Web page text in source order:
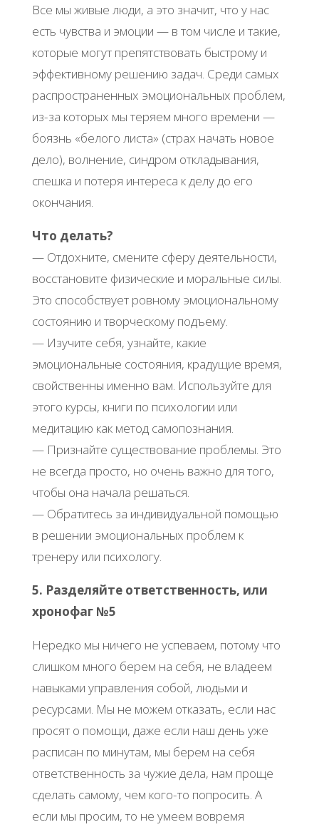
Все мы живые люди, а это значит, что у нас
есть чувства и эмоции — в том числе и такие,
которые могут препятствовать быстрому и
эффективному решению задач. Среди самых
распространенных эмоциональных проблем,
из-за которых мы теряем много времени —
боязнь «белого листа» (страх начать новое
дело), волнение, синдром откладывания,
спешка и потеря интереса к делу до его
окончания.
Что делать?
— Отдохните, смените сферу деятельности,
восстановите физические и моральные силы.
Это способствует ровному эмоциональному
состоянию и творческому подъему.
— Изучите себя, узнайте, какие
эмоциональные состояния, крадущие время,
свойственны именно вам. Используйте для
этого курсы, книги по психологии или
медитацию как метод самопознания.
— Признайте существование проблемы. Это
не всегда просто, но очень важно для того,
чтобы она начала решаться.
— Обратитесь за индивидуальной помощью
в решении эмоциональных проблем к
тренеру или психологу.
5. Разделяйте ответственность, или
хронофаг №5
Нередко мы ничего не успеваем, потому что
слишком много берем на себя, не владеем
навыками управления собой, людьми и
ресурсами. Мы не можем отказать, если нас
просят о помощи, даже если наш день уже
расписан по минутам, мы берем на себя
ответственность за чужие дела, нам проще
сделать самому, чем кого-то попросить. А
если мы просим, то не умеем вовремя